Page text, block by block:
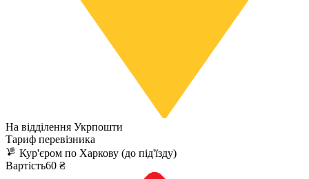
На відділення Укрпошти
Тариф перевізника
Кур'єром по Харкову (до під'їзду)
Вартість60 ₴